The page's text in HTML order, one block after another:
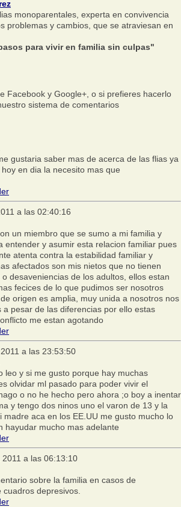
monoparentales, experta en convivencia
problemas y cambios, que se atraviesan en
para vivir en familia sin culpas"
Facebook y Google+, o si prefieres hacerlo
sistema de comentarios
gustaria saber mas de acerca de las flias ya
en dia la necesito mas que
a las 02:40:16
un miembro que se sumo a mi familia y
entender y asumir esta relacion familiar pues
atenta contra la estabilidad familiar y
afectados son mis nietos que no tienen
desaveniencias de los adultos, ellos estan
fecices de lo que pudimos ser nosotros
origen es amplia, muy unida a nosotros nos
pesar de las diferencias por ello estas
me estan agotando
a las 23:53:50
leo y si me gusto porque hay muchas
olvidar ml pasado para poder vivir el
o no he hecho pero ahora ;o boy a inentar
y tengo dos ninos uno el varon de 13 y la
madre aca en los EE.UU me gusto mucho lo
hayudar mucho mas adelante
a las 06:13:10
sobre la familia en casos de
depresivos.